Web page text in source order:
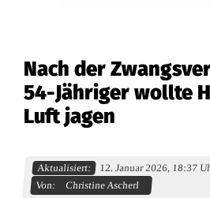
Nach der
54-Jähriger wollte
Luft jagen
Aktualisiert:
12. Januar 2026, 18:37
Von:
Christine Ascherl